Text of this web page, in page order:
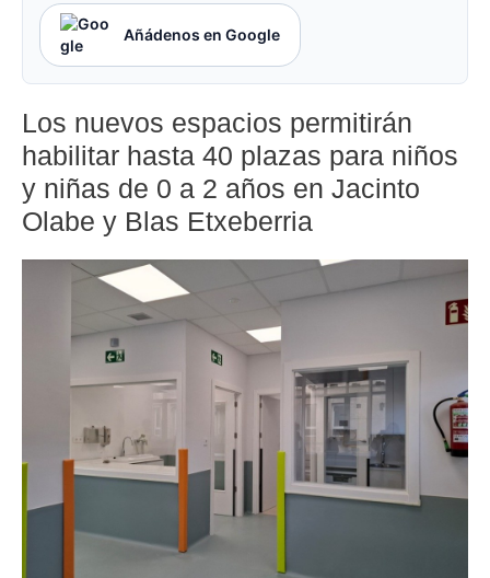
Añádenos en Google
Los nuevos espacios permitirán
habilitar hasta 40 plazas para niños
y niñas de 0 a 2 años en Jacinto
Olabe y Blas Etxeberria